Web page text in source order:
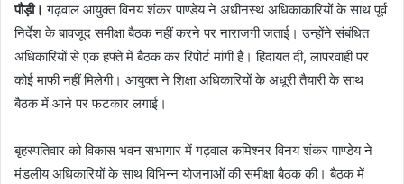
पौड़ी। गढ़वाल आयुक्त विनय शंकर पाण्डेय ने अधीनस्थ अधिकाकारियों के साथ पूर्व
निर्देश के बावजूद समीक्षा बैठक नहीं करने पर नाराजगी जताई। उन्होंने संबंधित
अधिकारियों से एक हफ्ते में बैठक कर रिपोर्ट मांगी है। हिदायत दी, लापरवाही पर
कोई माफी नहीं मिलेगी। आयुक्त ने शिक्षा अधिकारियों के अधूरी तैयारी के साथ
बैठक में आने पर फटकार लगाई।
बृहस्पतिवार को विकास भवन सभागार में गढ़वाल कमिश्नर विनय शंकर पाण्डेय ने
मंडलीय अधिकारियों के साथ विभिन्न योजनाओं की समीक्षा बैठक की। बैठक में